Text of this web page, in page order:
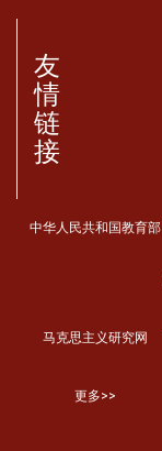
友
情
链
接
中华人民共和国教育部
马克思主义研究网
更多>>